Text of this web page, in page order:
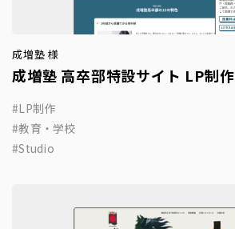
成増塾 様
成増塾 高卒部特設サイト LP制作
LP制作
教育・学校
Studio